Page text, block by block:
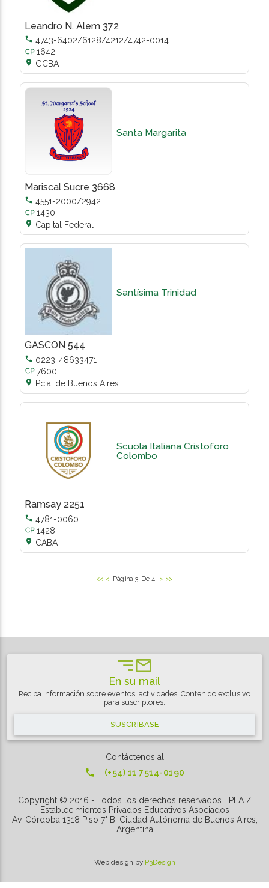
Leandro N. Alem 372
 4743-6402/6128/4212/4742-0014
1642
 GCBA
Santa Margarita
Mariscal Sucre 3668
 4551-2000/2942
1430
 Capital Federal
Santísima Trinidad
GASCON 544
 0223-48633471
7600
 Pcia. de Buenos Aires
Scuola Italiana Cristoforo
Colombo
Ramsay 2251
 4781-0060
1428
 CABA
<< < Página 3 De 4 > >>
En su mail
Reciba información sobre eventos, actividades. Contenido exclusivo
para suscriptores.
SUSCRÍBASE
Contáctenos al
 (+54) 11 7514-0190
Copyright © 2016 - Todos los derechos reservados EPEA /
Establecimientos Privados Educativos Asociados
Av. Córdoba 1318 Piso 7° B. Ciudad Autónoma de Buenos Aires,
Argentina
Web design by P3Design